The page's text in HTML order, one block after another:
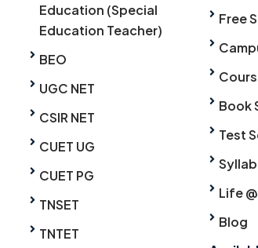
Education (Special
Education Teacher)
BEO
UGC NET
CSIR NET
CUET UG
CUET PG
TNSET
TNTET
Free
Book
Test
Life
Blog